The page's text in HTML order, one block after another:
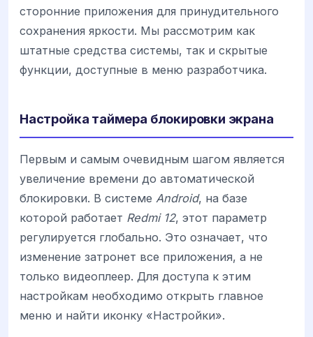
сторонние приложения для принудительного
сохранения яркости. Мы рассмотрим как
штатные средства системы, так и скрытые
функции, доступные в меню разработчика.
Настройка таймера блокировки экрана
Первым и самым очевидным шагом является
увеличение времени до автоматической
блокировки. В системе Android, на базе
которой работает Redmi 12, этот параметр
регулируется глобально. Это означает, что
изменение затронет все приложения, а не
только видеоплеер. Для доступа к этим
настройкам необходимо открыть главное
меню и найти иконку «Настройки».